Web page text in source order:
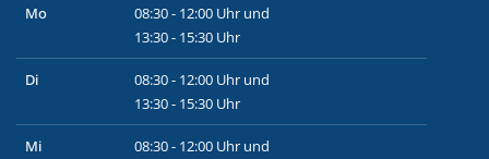
Mo
08:30 - 12:00 Uhr und
13:30 - 15:30 Uhr
Di
08:30 - 12:00 Uhr und
13:30 - 15:30 Uhr
Mi
08:30 - 12:00 Uhr und